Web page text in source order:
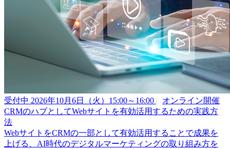
受付中 2026年10月6日（火）15:00～16:00
オンライン開催
CRMのハブとしてWebサイトを有効活用するための実践方
法
WebサイトをCRMの一部として有効活用することで成果を
上げる、AI時代のデジタルマーケティングの取り組み方を